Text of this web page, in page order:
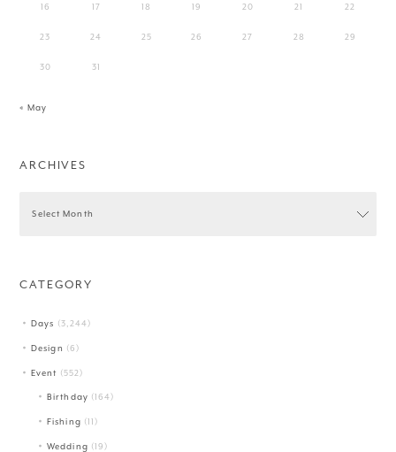
16 17 18 19 20 21 22
23 24 25 26 27 28 29
30 31
« May
ARCHIVES
CATEGORY
Days (3,244)
Design (6)
Event (552)
Birthday (164)
Fishing (11)
Wedding (19)